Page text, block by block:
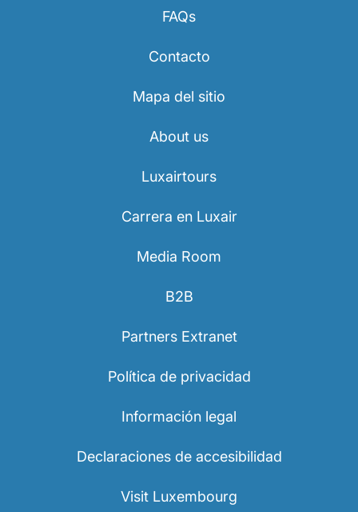
FAQs
Contacto
Mapa del sitio
About us
Luxairtours
Carrera en Luxair
Media Room
B2B
Partners Extranet
Política de privacidad
Información legal
Declaraciones de accesibilidad
Visit Luxembourg